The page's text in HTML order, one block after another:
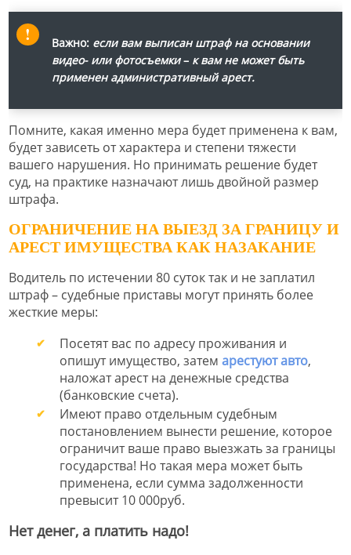
Важно: если вам выписан штраф на основании
видео- или фотосъемки– к вам не может быть
применен административный арест.
Помните, какая именно мера будет применена к вам,
будет зависеть от характера и степени тяжести
вашего нарушения. Но принимать решение будет
суд, на практике назначают лишь двойной размер
штрафа.
ОГРАНИЧЕНИЕ НА ВЫЕЗД ЗА ГРАНИЦУ И
АРЕСТ ИМУЩЕСТВА КАК НАЗАКАНИЕ
Водитель по истечении 80 суток так и не заплатил
штраф – судебные приставы могут принять более
жесткие меры:
Посетят вас по адресу проживания и
опишут имущество, затем арестуют авто,
наложат арест на денежные средства
(банковские счета).
Имеют право отдельным судебным
постановлением вынести решение, которое
ограничит ваше право выезжать за границы
государства! Но такая мера может быть
применена, если сумма задолженности
превысит 10 000руб.
Нет денег, а платить надо!